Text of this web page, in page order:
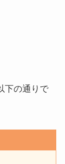
下の通りで